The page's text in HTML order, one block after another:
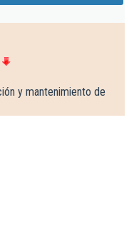
y mantenimiento de